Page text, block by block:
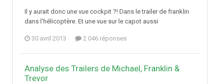
Il y aurait donc une vue cockpit ?! Dans le trailer de franklin
dans l'hélicoptère. Et une vue sur le capot aussi
30 avril 2013 2 046 réponses
Analyse des Trailers de Michael, Franklin &
Trevor